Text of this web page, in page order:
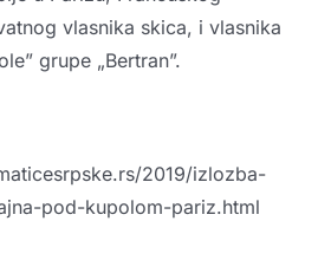
vlasnika skica, i vlasnika
grupe „Bertran”.
2019/izlozba-
pod-kupolom-pariz.html